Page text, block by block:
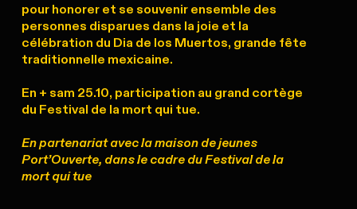
pour honorer et se souvenir ensemble des
personnes disparues dans la joie et la
célébration du Dia de los Muertos, grande fête
traditionnelle mexicaine.
En + sam 25.10, participation au grand cortège
du Festival de la mort qui tue.
En partenariat avec la maison de jeunes
Port’Ouverte, dans le cadre du Festival de la
mort qui tue